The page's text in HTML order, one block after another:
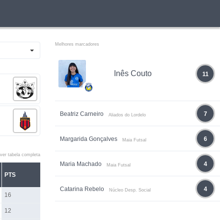
ver tabela completa
PTS
16
12
Melhores marcadores
Inês Couto 11
Beatriz Carneiro Aliados do Lordelo 7
Margarida Gonçalves Maia Futsal 6
Maria Machado Maia Futsal 4
Catarina Rebelo Núcleo Desp. Social 4